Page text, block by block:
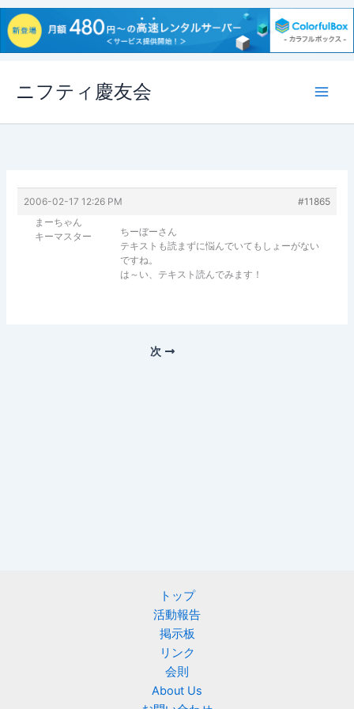
ス
ニフティ慶友会
2006-02-17 12:26 PM
#11865
まーちゃん
キーマスター
ちーぼーさん
テキストも読まずに悩んでいてもしょーがない
ですね。
は～い、テキスト読んでみます！
次
トップ
活動報告
掲示板
リンク
会則
About Us